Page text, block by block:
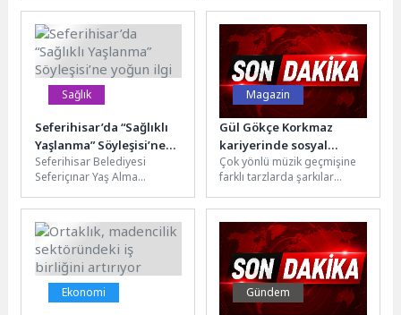
gösteriliyor. Dünyada her yıl
yaklaşık...
dijital pazarlama
dünyasında hızla...
Sağlık
Seferihisar’da “Sağlıklı
Yaşlanma” Söyleşisi’ne
yoğun ilgi
Seferihisar Belediyesi
Seferiçınar Yaş Alma
Üniversitesi iş birliğiyle
demans, Alzheimer hastalığı
ve...
Magazin
Gül Gökçe Korkmaz
kariyerinde sosyal
‘Darbe’ye hazırlanıyor
Çok yönlü müzik geçmişine
farklı tarzlarda şarkılar
Gökçe Korkmaz, kendini
daha...
Ekonomi Gündem